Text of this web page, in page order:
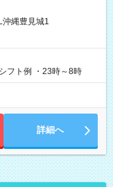
給与は本採用時と同じ
縄豊見城1
フト例 ・23時～8時
詳細へ